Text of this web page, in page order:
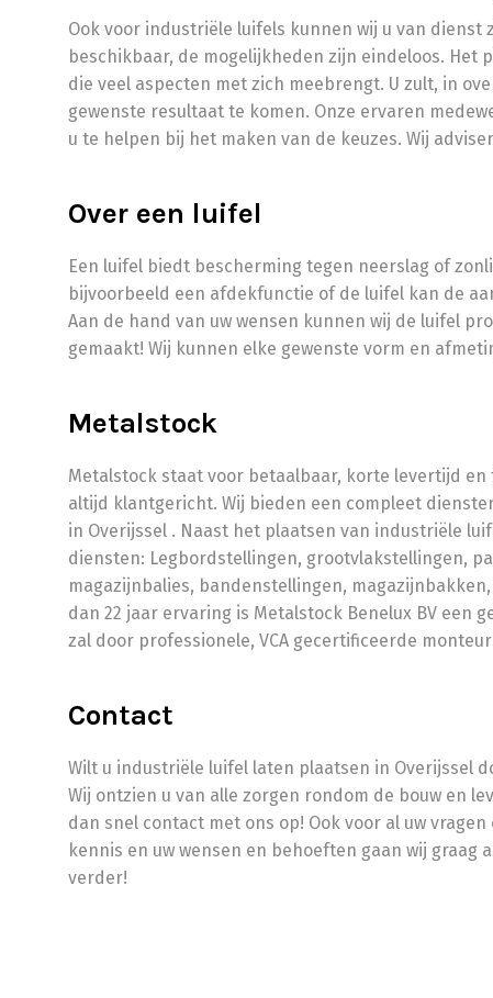
Ook voor industriële luifels kunnen wij u van
beschikbaar, de mogelijkheden zijn eindeloos. Het
die veel aspecten met zich meebrengt. U zult, in
gewenste resultaat te komen. Onze ervaren
u te helpen bij het maken van de keuzes. Wij
Over een luifel
Een luifel biedt bescherming tegen neerslag of
bijvoorbeeld een afdekfunctie of de luifel kan de
Aan de hand van uw wensen kunnen wij de luifel
gemaakt! Wij kunnen elke gewenste vorm en
Metalstock
Metalstock staat voor betaalbaar, korte levertijd
altijd klantgericht. Wij bieden een compleet
in Overijssel . Naast het plaatsen van industriële
diensten: Legbordstellingen, grootvlakstellingen,
magazijnbalies, bandenstellingen,
dan 22 jaar ervaring is Metalstock Benelux BV een
zal door professionele, VCA gecertificeerde
Contact
Wilt u industriële luifel laten plaatsen in Overijssel
Wij ontzien u van alle zorgen rondom de bouw en
dan snel contact met ons op! Ook voor al uw
kennis en uw wensen en behoeften gaan wij graag
verder!